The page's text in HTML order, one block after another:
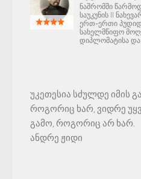
ნაშრომში
საუკუნის II
ერთ-ერთი
სახელმწიფო
დიპლომატისა
უკეთესია სძულდე იმის
როგორიც ხარ, ვიდრე
გამო, როგორიც არ ხარ.
ანდრე ჟიდი